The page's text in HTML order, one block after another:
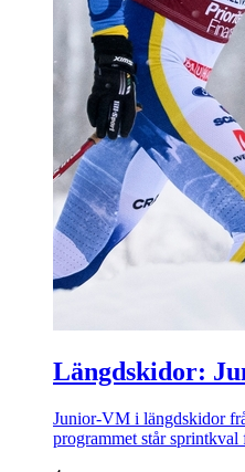
Längdskidor:
Junior-VM i längdskidor
programmet står